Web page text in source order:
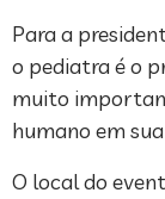
Para a
o pediatra é o
muito
humano em
O local do